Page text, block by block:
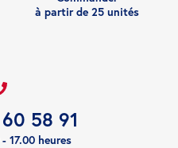
à partir de 25 unités
58 91
17.00 heures